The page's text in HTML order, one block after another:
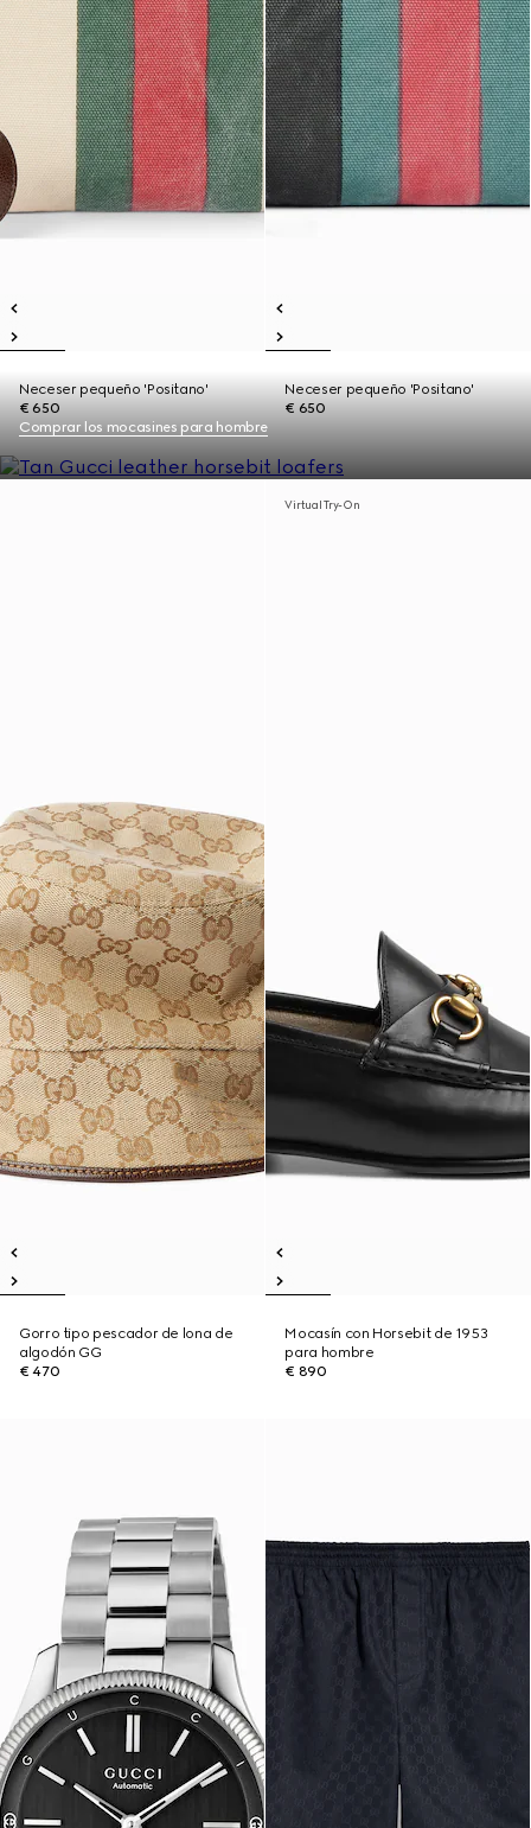
Neceser pequeño 'Positano'
€ 650
Neceser pequeño 'Positano'
€ 650
Comprar los mocasines para hombre
Gorro tipo pescador de lona de
algodón GG
€ 470
Virtual Try-On
Mocasín con Horsebit de 1953
para hombre
€ 890